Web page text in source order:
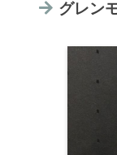
グレン